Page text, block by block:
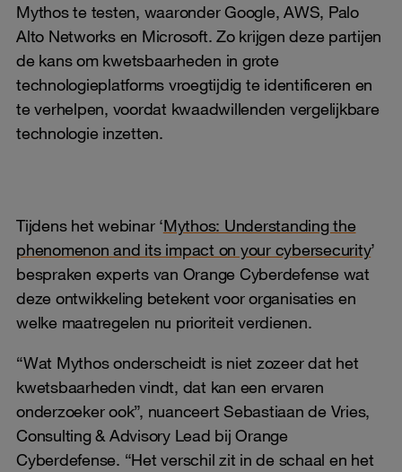
Mythos te testen, waaronder Google, AWS, Palo
Alto Networks en Microsoft. Zo krijgen deze partijen
de kans om kwetsbaarheden in grote
technologieplatforms vroegtijdig te identificeren en
te verhelpen, voordat kwaadwillenden vergelijkbare
technologie inzetten.
Tijdens het webinar ‘Mythos: Understanding the
phenomenon and its impact on your cybersecurity’
bespraken experts van Orange Cyberdefense wat
deze ontwikkeling betekent voor organisaties en
welke maatregelen nu prioriteit verdienen.
“Wat Mythos onderscheidt is niet zozeer dat het
kwetsbaarheden vindt, dat kan een ervaren
onderzoeker ook”, nuanceert Sebastiaan de Vries,
Consulting & Advisory Lead bij Orange
Cyberdefense. “Het verschil zit in de schaal en het